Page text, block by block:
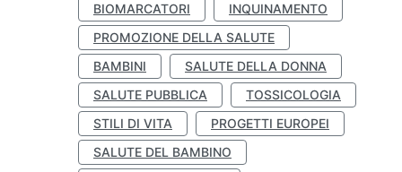
BIOMARCATORI
INQUINAMENTO
PROMOZIONE DELLA SALUTE
BAMBINI
SALUTE DELLA DONNA
SALUTE PUBBLICA
TOSSICOLOGIA
STILI DI VITA
PROGETTI EUROPEI
SALUTE DEL BAMBINO